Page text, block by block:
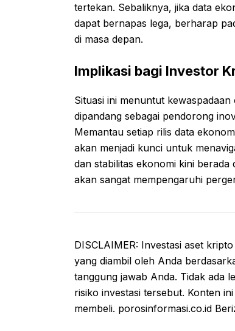
tertekan. Sebaliknya, jika data
dapat bernapas lega, berharap
di masa depan.
Implikasi bagi Investor
Situasi ini menuntut
dipandang sebagai pendorong
Memantau setiap rilis data
akan menjadi kunci untuk
dan stabilitas ekonomi kini
akan sangat mempengaruhi
DISCLAIMER: Investasi aset
yang diambil oleh Anda
tanggung jawab Anda. Tidak ada
risiko investasi tersebut. Konten
membeli. porosinformasi.co.id